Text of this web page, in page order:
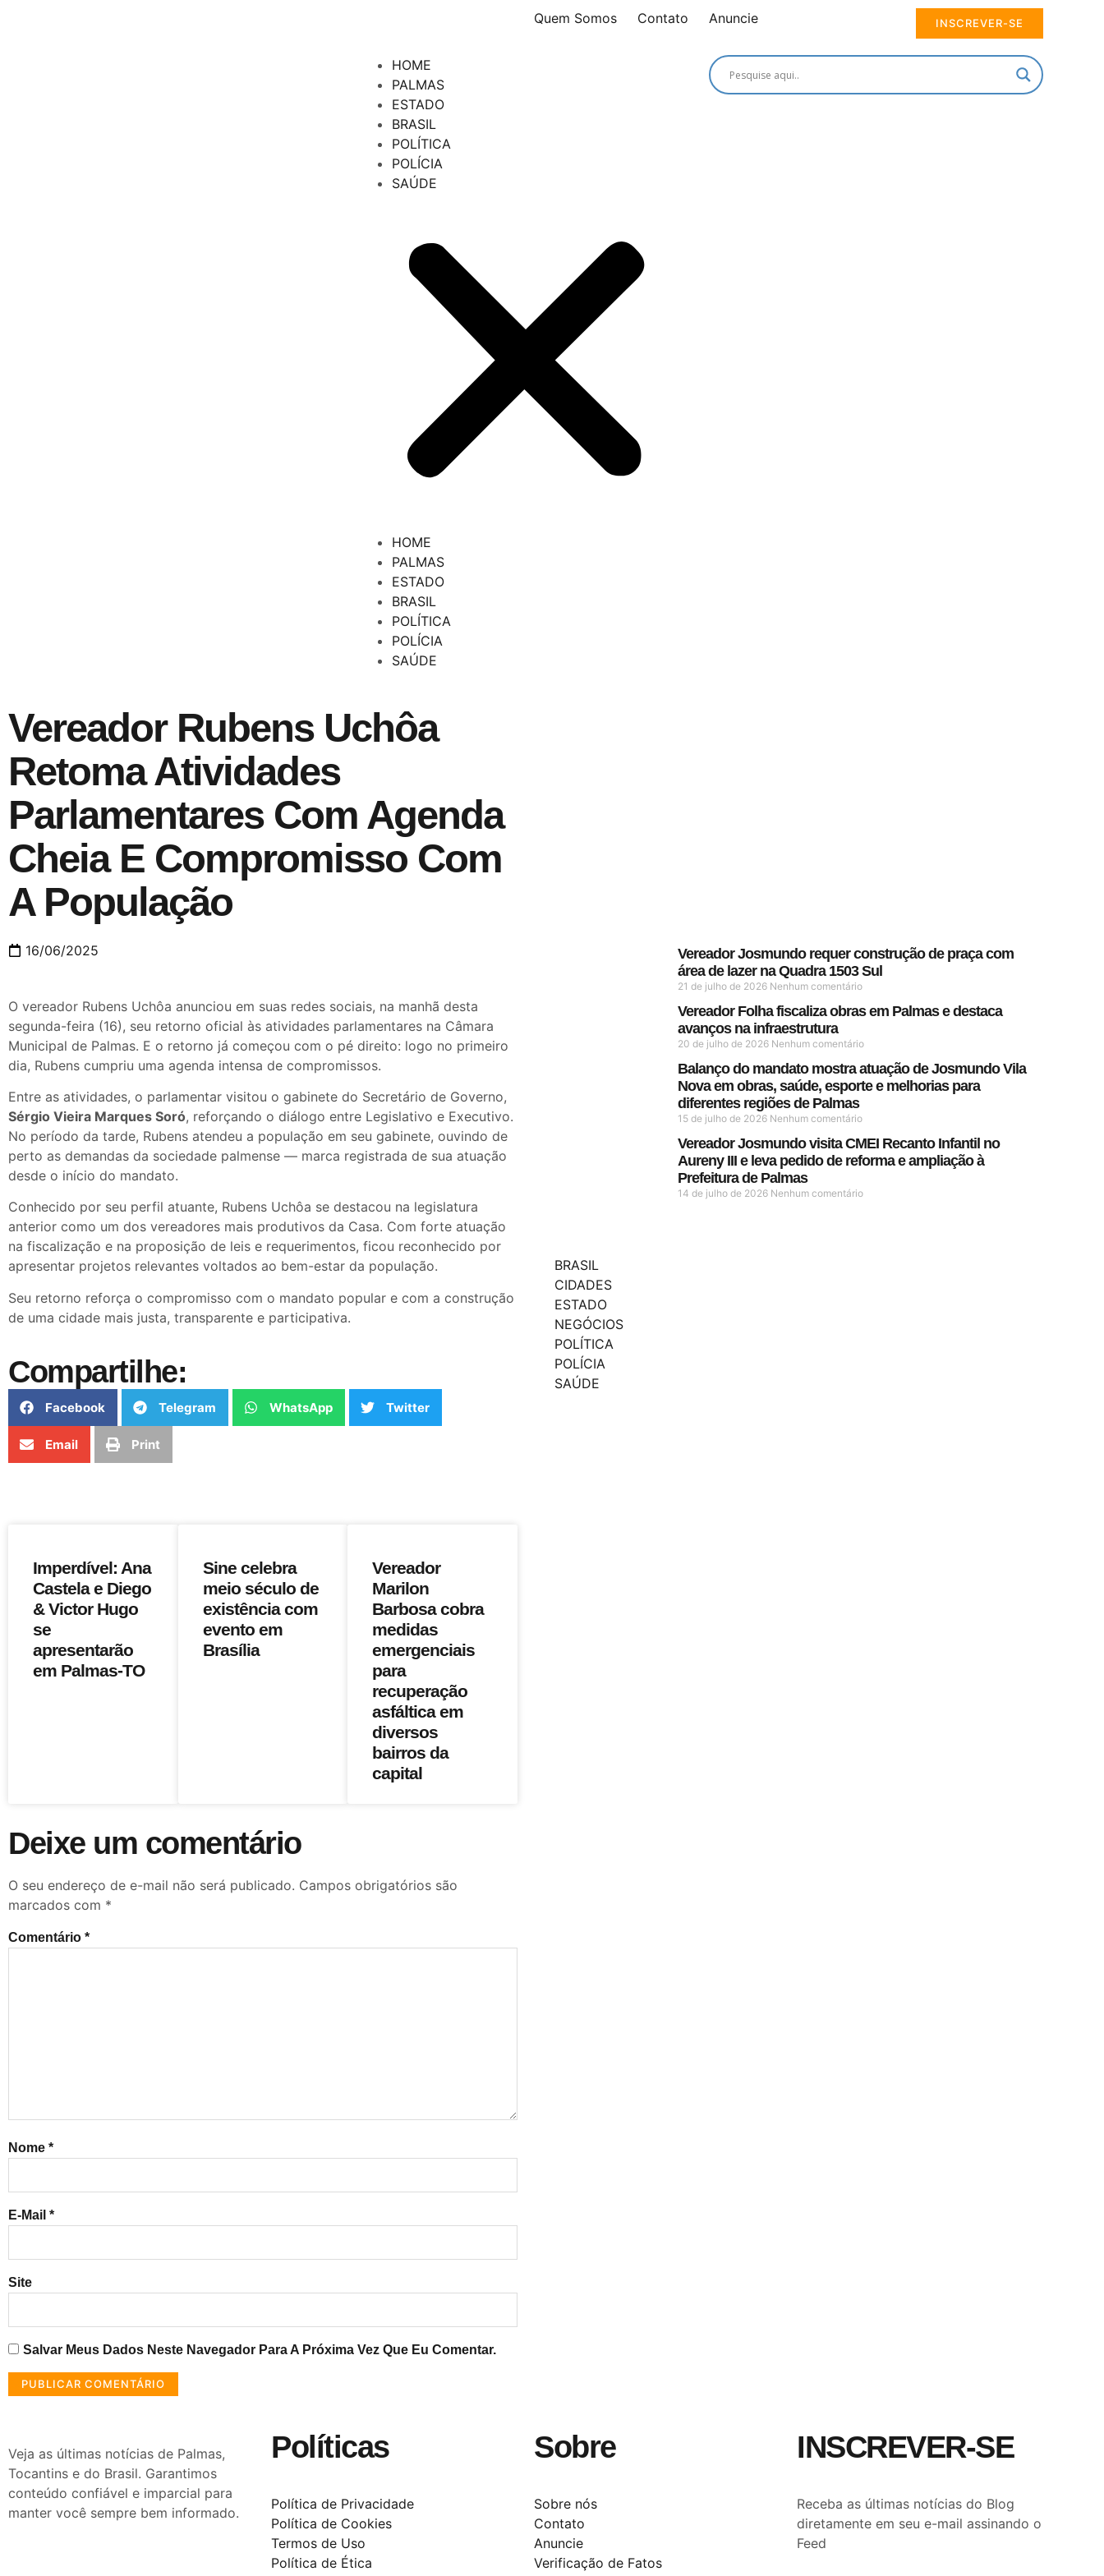
Quem Somos Contato Anuncie INSCREVER-SE
HOME
PALMAS
ESTADO
BRASIL
POLÍTICA
POLÍCIA
SAÚDE
HOME
PALMAS
ESTADO
BRASIL
POLÍTICA
POLÍCIA
SAÚDE
Vereador Rubens Uchôa
Retoma Atividades
Parlamentares Com Agenda
Cheia E Compromisso Com
A População
16/06/2025
O vereador Rubens Uchôa anunciou em suas redes sociais, na manhã desta
segunda-feira (16), seu retorno oficial às atividades parlamentares na Câmara
Municipal de Palmas. E o retorno já começou com o pé direito: logo no primeiro
dia, Rubens cumpriu uma agenda intensa de compromissos.
Entre as atividades, o parlamentar visitou o gabinete do Secretário de Governo,
Sérgio Vieira Marques Soró, reforçando o diálogo entre Legislativo e Executivo.
No período da tarde, Rubens atendeu a população em seu gabinete, ouvindo de
perto as demandas da sociedade palmense — marca registrada de sua atuação
desde o início do mandato.
Conhecido por seu perfil atuante, Rubens Uchôa se destacou na legislatura
anterior como um dos vereadores mais produtivos da Casa. Com forte atuação
na fiscalização e na proposição de leis e requerimentos, ficou reconhecido por
apresentar projetos relevantes voltados ao bem-estar da população.
Seu retorno reforça o compromisso com o mandato popular e com a construção
de uma cidade mais justa, transparente e participativa.
Compartilhe:
Facebook Telegram WhatsApp Twitter
Email Print
Imperdível: Ana
Castela e Diego
& Victor Hugo
se
apresentarão
em Palmas-TO
Sine celebra
meio século de
existência com
evento em
Brasília
Vereador
Marilon
Barbosa cobra
medidas
emergenciais
para
recuperação
asfáltica em
diversos
bairros da
capital
Deixe um comentário
O seu endereço de e-mail não será publicado. Campos obrigatórios são
marcados com *
Comentário *
Nome *
E-Mail *
Site
Salvar Meus Dados Neste Navegador Para A Próxima Vez Que Eu Comentar.
Vereador Josmundo requer construção de praça com
área de lazer na Quadra 1503 Sul
21 de julho de 2026 Nenhum comentário
Vereador Folha fiscaliza obras em Palmas e destaca
avanços na infraestrutura
20 de julho de 2026 Nenhum comentário
Balanço do mandato mostra atuação de Josmundo Vila
Nova em obras, saúde, esporte e melhorias para
diferentes regiões de Palmas
15 de julho de 2026 Nenhum comentário
Vereador Josmundo visita CMEI Recanto Infantil no
Aureny III e leva pedido de reforma e ampliação à
Prefeitura de Palmas
14 de julho de 2026 Nenhum comentário
BRASIL
CIDADES
ESTADO
NEGÓCIOS
POLÍTICA
POLÍCIA
SAÚDE
Veja as últimas notícias de Palmas,
Tocantins e do Brasil. Garantimos
conteúdo confiável e imparcial para
manter você sempre bem informado.
Políticas
Política de Privacidade
Política de Cookies
Termos de Uso
Política de Ética
Sobre
Sobre nós
Contato
Anuncie
Verificação de Fatos
INSCREVER-SE
Receba as últimas notícias do Blog
diretamente em seu e-mail assinando o
Feed